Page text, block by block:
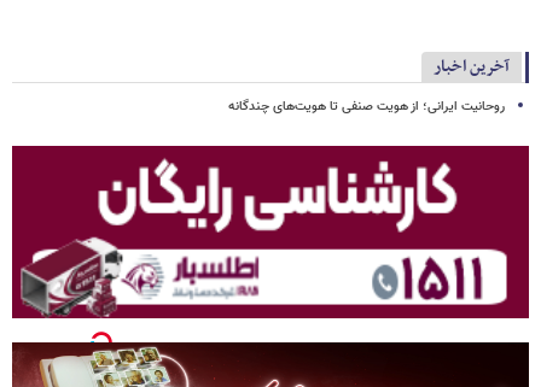
آخرین اخبار
روحانیت ایرانی؛ از هویت صنفی تا هویت‌های چندگانه